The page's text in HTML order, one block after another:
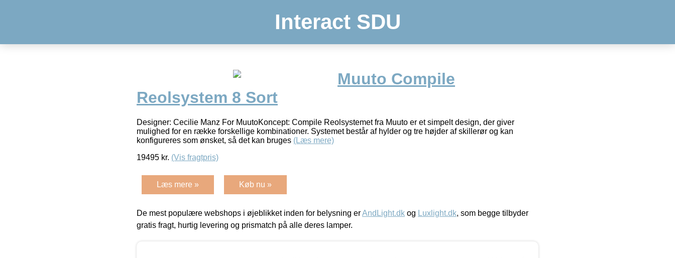
Interact SDU
Muuto Compile
Reolsystem 8 Sort
Designer: Cecilie Manz For MuutoKoncept: Compile Reolsystemet fra Muuto er et simpelt design, der giver
mulighed for en række forskellige kombinationer. Systemet består af hylder og tre højder af skillerør og kan
konfigureres som ønsket, så det kan bruges (Læs mere)
19495 kr. (Vis fragtpris)
Læs mere » Køb nu »
De mest populære webshops i øjeblikket inden for belysning erAndLight.dk og Luxlight.dk, som begge tilbyder
gratis fragt, hurtig levering og prismatch på alle deres lamper.